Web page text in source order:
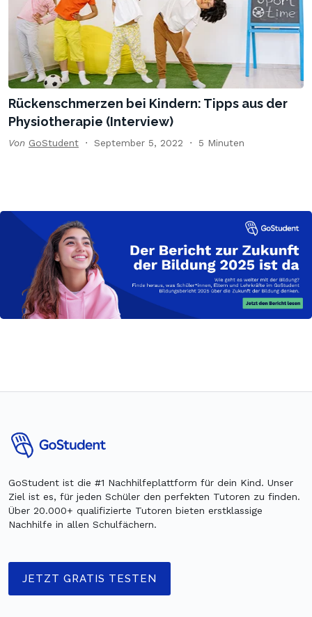
Rückenschmerzen bei Kindern: Tipps aus der
Physiotherapie (Interview)
Von GoStudent September 5, 2022 5 Minuten
GoStudent ist die #1 Nachhilfeplattform für dein Kind. Unser
Ziel ist es, für jeden Schüler den perfekten Tutoren zu finden.
Über 20.000+ qualifizierte Tutoren bieten erstklassige
Nachhilfe in allen Schulfächern.
JETZT GRATIS TESTEN